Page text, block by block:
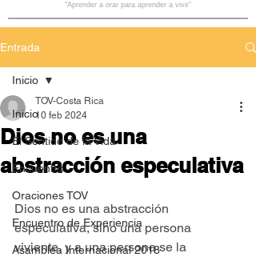
“Aprender a orar para aprender a vivir”
Entrada
Inicio
El Sentido de la Vida
Encuentro
Oraciones TOV
Encuentro de Experiencia
Asamblea Internacional 2018
Inicio
Dios no es una
abstracción especulativa
TOV-Costa Rica
10 feb 2024
Dios no es una abstracción
especulativa, sino una persona
viviente, y a una persona se la